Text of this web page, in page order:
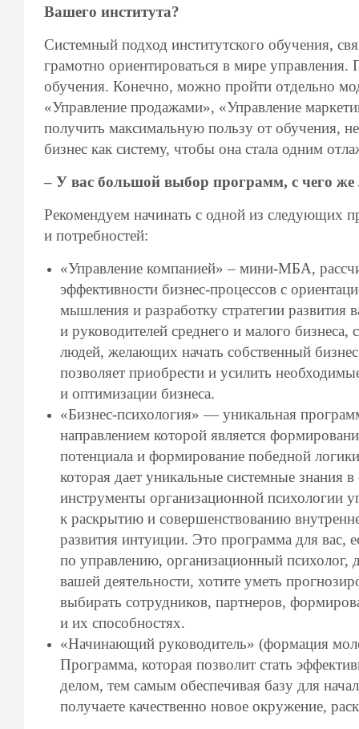
Вашего института?
Системный подход институтского обучения,
грамотно ориентироваться в мире управления.
обучения. Конечно, можно пройти отдельно
«Управление продажами», «Управление
получить максимальную пользу от обучения,
бизнес как систему, чтобы она стала одним
– У вас большой выбор программ, с чего же
Рекомендуем начинать с одной из следующих
и потребностей:
«Управление компанией» – мини-МБА,
эффективности бизнес-процессов с
мышления и разработку стратегии
и руководителей среднего и малого
людей, желающих начать собственный
позволяет приобрести и усилить
и оптимизации бизнеса.
«Бизнес-психология» — уникальная
направлением которой является
потенциала и формирование победной
которая дает уникальные системные знания
инструменты организационной психологии
к раскрытию и совершенствованию
развития интуиции. Это программа для вас,
по управлению, организационный психолог,
вашей деятельности, хотите уметь
выбирать сотрудников, партнеров,
и их способностях.
«Начинающий руководитель» (формация
Программа, которая позволит стать
делом, тем самым обеспечивая базу для
получаете качественно новое окружение,